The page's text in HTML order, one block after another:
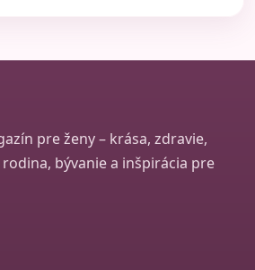
pre ženy – krása, zdravie,
bývanie a inšpirácia pre